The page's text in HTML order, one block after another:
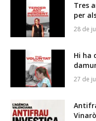
Tres
per
28 de
Hi ha
27 de